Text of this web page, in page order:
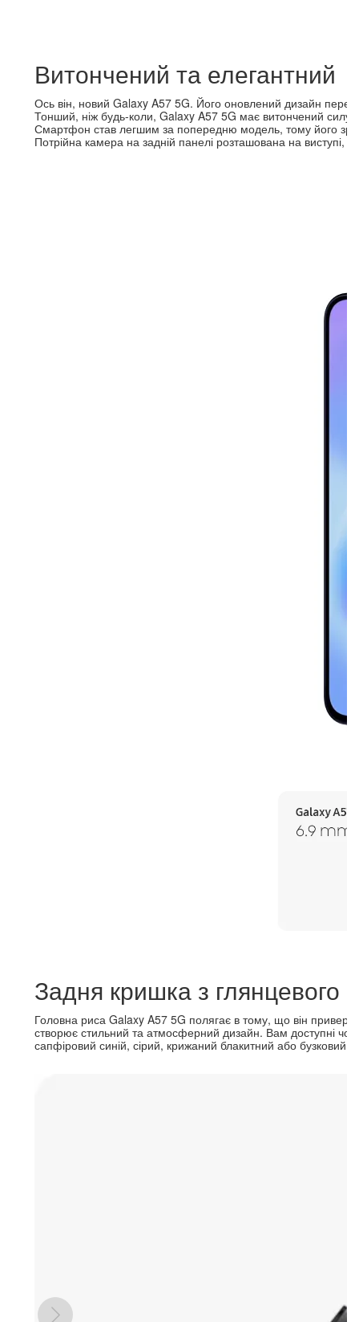
Витончений та елегантний
Ось він, новий Galaxy A57 5G. Його оновлений дизайн
Тонший, ніж будь-коли, Galaxy A57 5G має витончений
Смартфон став легшим за попередню модель, тому його
Потрійна камера на задній панелі розташована на
Задня кришка з глянцевого
Головна риса Galaxy A57 5G полягає в тому, що він
створює стильний та атмосферний дизайн. Вам доступні
сапфіровий синій, сірий, крижаний блакитний або бузковий.